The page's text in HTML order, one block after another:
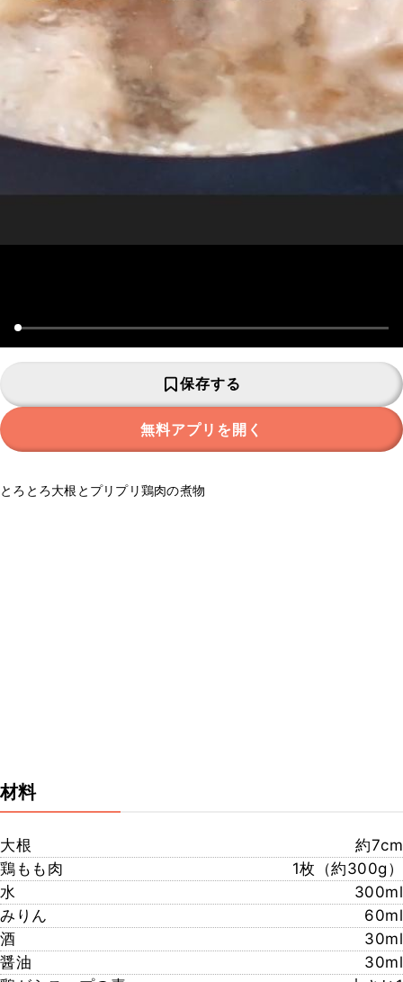
保存する
無料アプリを開く
とろとろ大根とプリプリ鶏肉の煮物
材料
大根
約7cm
鶏もも肉
1枚（約300g）
水
300ml
みりん
60ml
酒
30ml
醤油
30ml